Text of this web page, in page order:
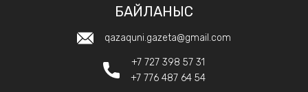
БАЙЛАНЫС
qazaquni.gazeta@gmail.com
+7 727 398 57 31
+7 776 487 64 54